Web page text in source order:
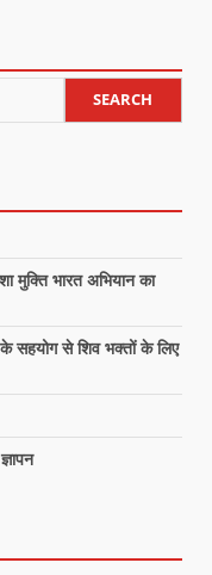
SEARCH
मुक्ति भारत अभियान का
के सहयोग से शिव भक्तों के लिए